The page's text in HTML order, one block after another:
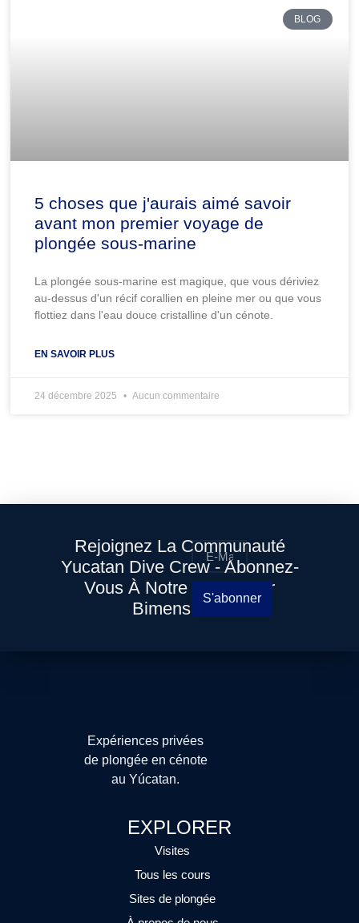
BLOG
5 choses que j'aurais aimé savoir
avant mon premier voyage de
plongée sous-marine
La plongée sous-marine est magique, que vous dériviez
au-dessus d'un récif corallien en pleine mer ou que vous
flottiez dans l'eau douce cristalline d'un cénote.
EN SAVOIR PLUS
24 décembre 2025 Aucun commentaire
Rejoignez La Communauté
Yucatan Dive Crew - Abonnez-
Vous À Notre Newsletter
Bimensuelle
S'abonner
Expériences privées
de plongée en cénote
au Yúcatan.
EXPLORER
Visites
Tous les cours
Sites de plongée